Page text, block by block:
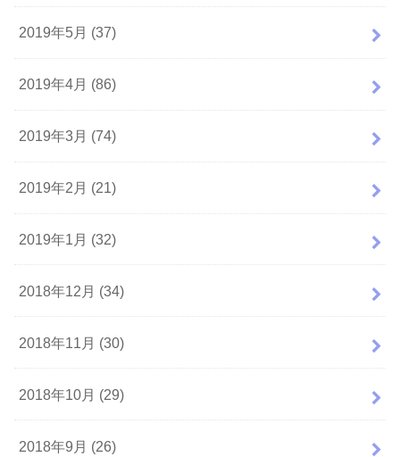
2019年5月 (37)
2019年4月 (86)
2019年3月 (74)
2019年2月 (21)
2019年1月 (32)
2018年12月 (34)
2018年11月 (30)
2018年10月 (29)
2018年9月 (26)